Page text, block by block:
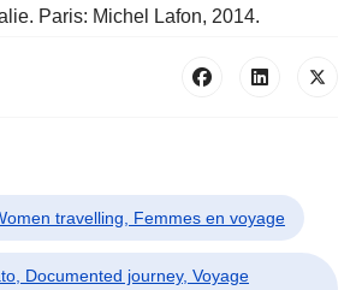
Paris: Michel Lafon, 2014.
travelling, Femmes en voyage
Documented journey, Voyage